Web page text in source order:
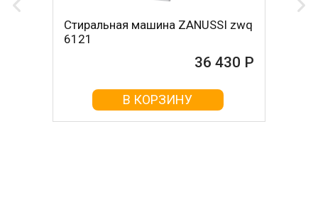
Стиральная машина ZANUSSI zwq
6121
36 430 Р
В КОРЗИНУ